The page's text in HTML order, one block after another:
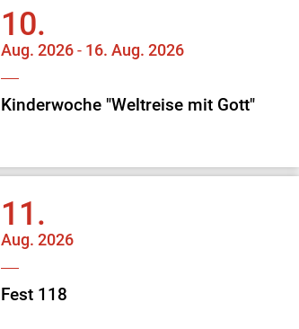
10.
Aug. 2026 - 16. Aug. 2026
Kinderwoche "Weltreise mit Gott"
11.
Aug. 2026
Fest 118